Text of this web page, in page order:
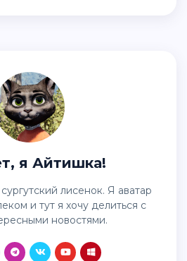
я Айтишка!
и тут я хочу делиться с
новостями.